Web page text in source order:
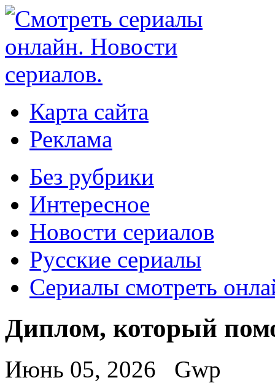
Карта сайта
Реклама
Без рубрики
Интересное
Новости сериалов
Русские сериалы
Сериалы смотреть
Диплом, который
Июнь 05, 2026
Gwp